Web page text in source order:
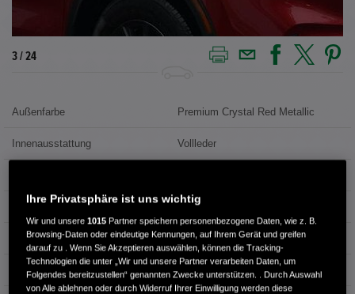
4 / 24
Außenfarbe Premium Crystal Red Metallic
Innenausstattung Vollleder
Kraftstoffart Benzin
Getriebe Automatik
Türen
Ihre Privatsphäre ist uns wichtig
Wir und unsere1015 Partner speichern personenbezogene Daten, wie z. B.
Browsing-Daten oder eindeutige Kennungen, auf Ihrem Gerät und greifen
darauf zu . Wenn Sie Akzeptieren auswählen, können die Tracking-
Technologien die unter „Wir und unsere Partner verarbeiten Daten, um
Folgendes bereitzustellen“ genannten Zwecke unterstützen. . Durch Auswahl
von Alle ablehnen oder durch Widerruf Ihrer Einwilligung werden diese